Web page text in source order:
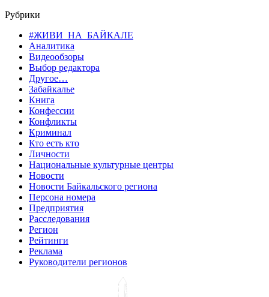
Рубрики
#ЖИВИ_НА_БАЙКАЛЕ
Аналитика
Видеообзоры
Выбор редактора
Другое…
Забайкалье
Книга
Конфессии
Конфликты
Криминал
Кто есть кто
Личности
Национальные культурные центры
Новости
Новости Байкальского региона
Персона номера
Предприятия
Расследования
Регион
Рейтинги
Реклама
Руководители регионов